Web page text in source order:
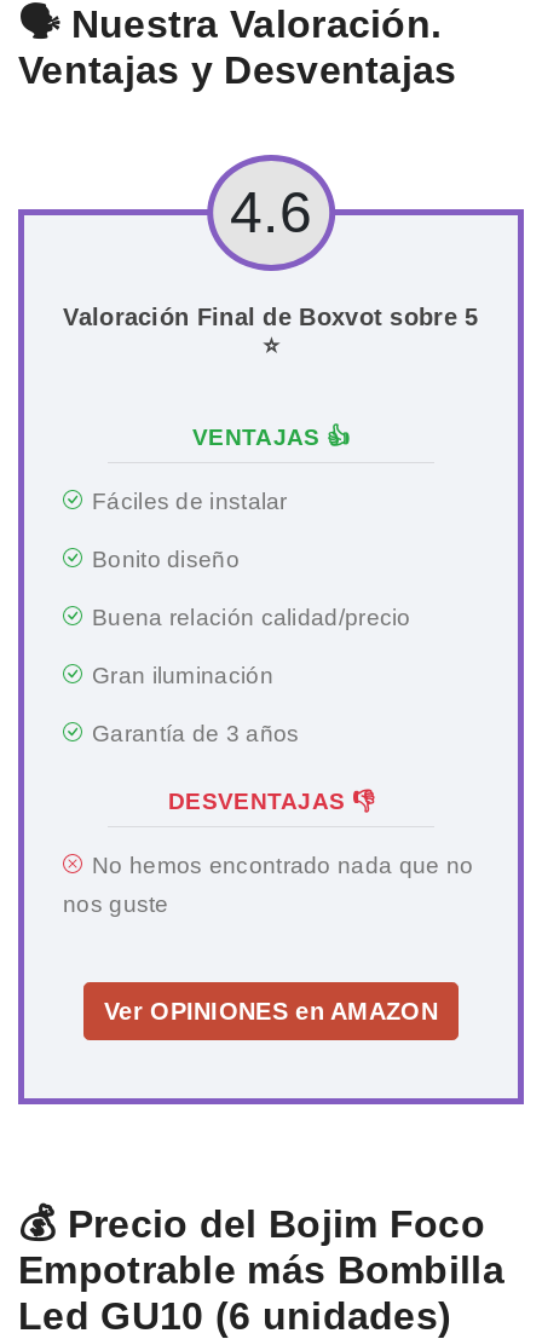
🗣️ Nuestra Valoración.
Ventajas y Desventajas
4.6
Valoración Final de Boxvot sobre 5
⭐
VENTAJAS 👍
Fáciles de instalar
Bonito diseño
Buena relación calidad/precio
Gran iluminación
Garantía de 3 años
DESVENTAJAS 👎
No hemos encontrado nada que no
nos guste
Ver OPINIONES en AMAZON
💰 Precio del Bojim Foco
Empotrable más Bombilla
Led GU10 (6 unidades)